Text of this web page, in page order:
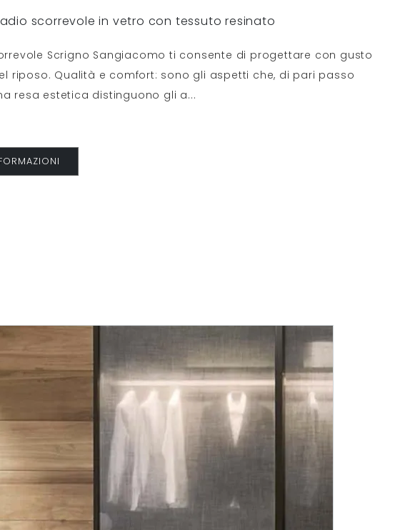
scorrevole in vetro con tessuto resinato
Scrigno Sangiacomo ti consente di progettare con gusto
riposo. Qualità e comfort: sono gli aspetti che, di pari passo
resa estetica distinguono gli a...